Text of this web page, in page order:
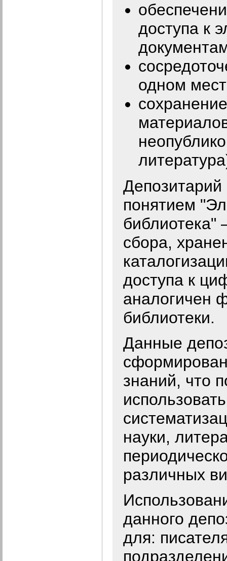
доступа к
одном
Депозитарий
понятием
библиотека"
сбора,
доступа к
аналогичен
библиотеки.
Данные
знаний, что
науки,
различных
данного
для: